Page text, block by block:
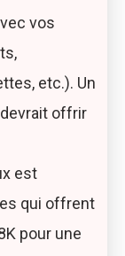
vos
etc.). Un
devrait offrir
est
qui offrent
pour une